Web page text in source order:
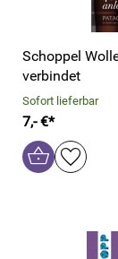
Schoppel
verbindet
Sofort lieferbar
7,- €*